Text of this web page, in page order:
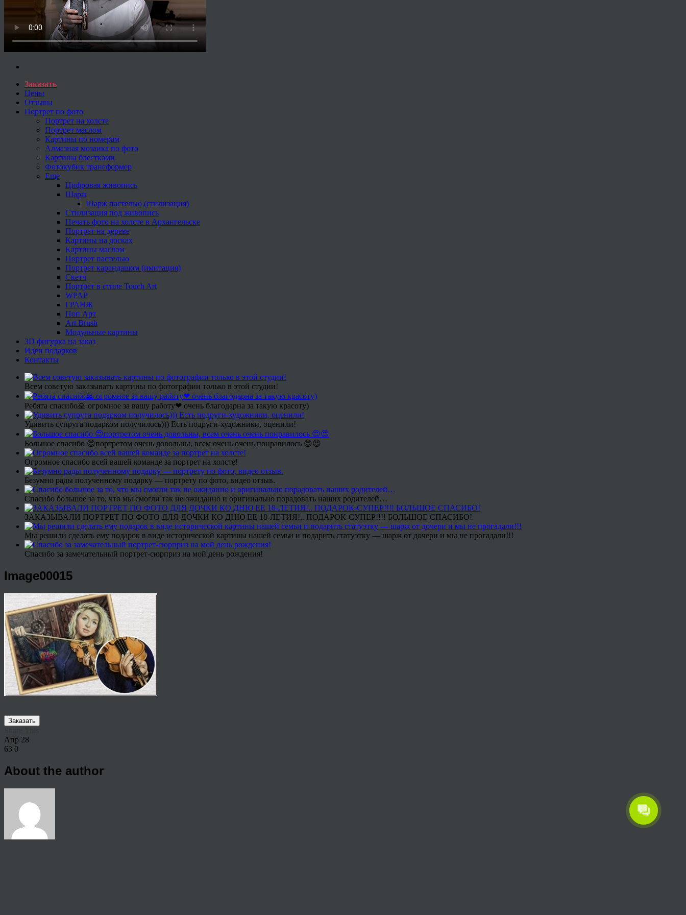
Заказать
Цены
Отзывы
Портрет по фото
Портрет на холсте
Портрет маслом
Картины по номерам
Алмазная мозаика по фото
Картины блестками
Фотокубик трансформер
Еще
Цифровая живопись
Шарж
Шарж пастелью (стилизация)
Стилизация под живопись
Печать фото на холсте в Архангельске
Портрет на дереве
Картины на досках
Картины маслом
Портрет пастелью
Портрет карандашом (имитация)
Скетч
Портрет в стиле Touch Art
WPAP
ГРАНЖ
Поп Арт
Art Brush
Модульные картины
3D фигурка на заказ
Идеи подарков
Контакты
Всем советую заказывать картины по фотографии только в этой студии!
Ребята спасибо🙏 огромное за вашу работу❤ очень благодарна за такую красоту)
Удивить супруга подарком получилось))) Есть подруги-художники, оценили!
Большое спасибо 😍портретом очень довольны, всем очень очень понравилось 😍😍
Огромное спасибо всей вашей команде за портрет на холсте!
Безумно рады полученному подарку — портрету по фото, видео отзыв.
Спасибо большое за то, что мы смогли так не ожиданно и оригинально порадовать наших родителей…
ЗАКАЗЫВАЛИ ПОРТРЕТ ПО ФОТО ДЛЯ ДОЧКИ КО ДНЮ ЕЕ 18-ЛЕТИЯ!.. ПОДАРОК-СУПЕР!!!! БОЛЬШОЕ СПАСИБО!
Мы решили сделать ему подарок в виде исторической картины нашей семьи и подарить статуэтку — шарж от дочери и мы не прогадали!!!
Спасибо за замечательный портрет-сюрприз на мой день рождения!
Image00015
Заказать
Апр 28
63 0
About the author